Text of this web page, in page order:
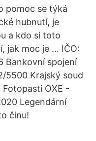
pomoc se týká
hubnutí, je
a kdo si toto
jak moc je … IČO:
Bankovní spojení
5500 Krajský soud
OXE -
Legendární
činu!